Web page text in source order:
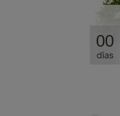
00
días